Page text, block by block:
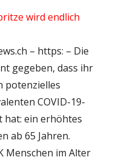
wird endlich
– https: – Die
gegeben, dass ihr
potenzielles
COVID-19-
hat: ein erhöhtes
ab 65 Jahren.
Menschen im Alter